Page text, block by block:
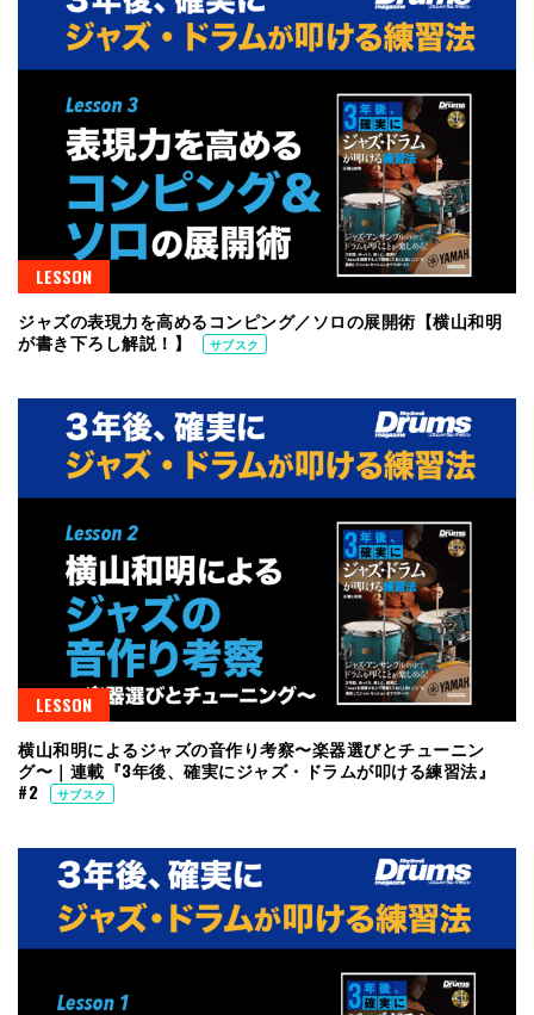
LESSON
ジャズの表現力を高めるコンピング／ソロの展開術【横山和明
が書き下ろし解説！】
サブスク
LESSON
横山和明によるジャズの音作り考察〜楽器選びとチューニン
グ〜｜連載『3年後、確実にジャズ・ドラムが叩ける練習法』
#2
サブスク